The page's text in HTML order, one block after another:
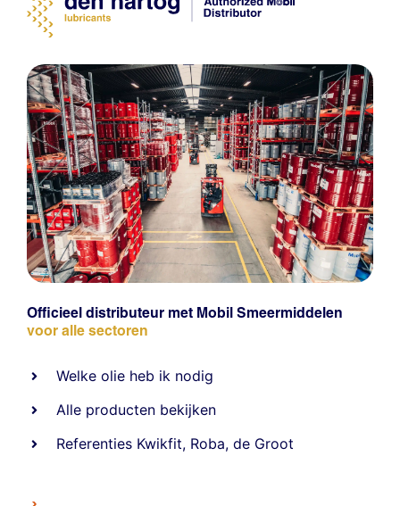
Officieel distributeur met Mobil Smeermiddelen
voor alle sectoren
Welke olie heb ik nodig
Alle producten bekijken
Referenties Kwikfit, Roba,de Groot